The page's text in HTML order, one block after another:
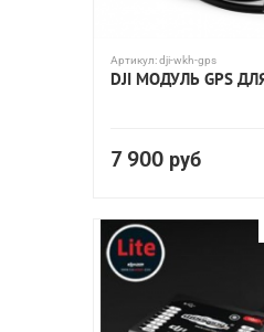
Артикул:dji-wkh-gps
DJI МОДУЛЬ GPS
7 900 руб